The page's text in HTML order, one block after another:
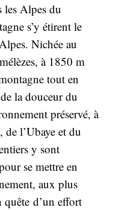
les Alpes du
s’y étirent le
Nichée au
à 1850 m
tout en
la douceur du
préservé, à
de l’Ubaye et du
y sont
se mettre en
aux plus
d’un effort